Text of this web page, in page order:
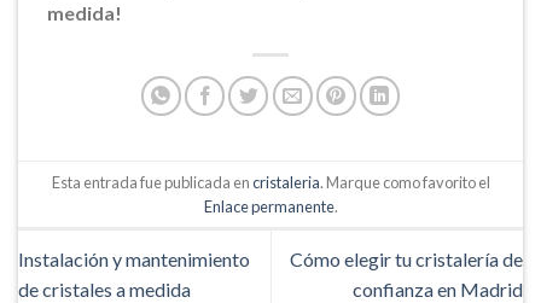
medida!
Esta entrada fue publicada encristaleria. Marque como favorito el
Enlace permanente.
Instalación y mantenimiento
de cristales a medida
Cómo elegir tu cristalería de
confianza en Madrid